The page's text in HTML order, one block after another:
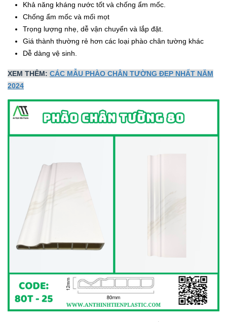
Khả năng kháng nước tốt và chống ẩm mốc.
Chống ẩm mốc và mối mọt
Trọng lượng nhẹ, dễ vận chuyển và lắp đặt.
Giá thành thường rẻ hơn các loại phào chân tường khác
Dễ dàng vệ sinh.
XEM THÊM: CÁC MẪU PHÀO CHÂN TƯỜNG ĐẸP NHẤT NĂM
2024